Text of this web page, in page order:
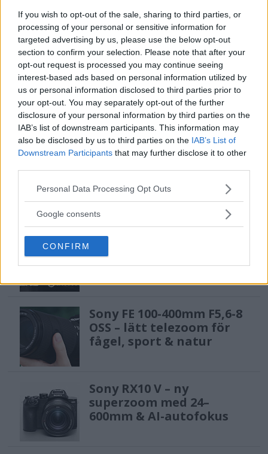
If you wish to opt-out of the sale, sharing to third parties, or
processing of your personal or sensitive information for
targeted advertising by us, please use the below opt-out
section to confirm your selection. Please note that after your
opt-out request is processed you may continue seeing
interest-based ads based on personal information utilized by
us or personal information disclosed to third parties prior to
your opt-out. You may separately opt-out of the further
disclosure of your personal information by third parties on the
IAB’s list of downstream participants. This information may
also be disclosed by us to third parties on the IAB’s List of
Downstream Participants that may further disclose it to other
Please note that this website/app uses one or more Google
not limited to your visit or usage behaviour. You may click to
use your data for below specified purposes in below Google
consent section.
Personal Data Processing Opt Outs
Google consents
CONFIRM
MEST LÄST JUST NU
DJI Osmo Pocket 4P
släppt – får 10-bitars D-
Log 2 & 3x optisk zoom
12 miljarder kronor
F3 Foto – Sveriges nya
fotodagar till Göteborg,
Lund & Stockholm
Sony FE 100-400mm F5,6-8
OSS – lätt telezoom för
fågel, sport & natur
Sony RX10 V – ny
superzoom med 24–
600mm & AI-autofokus